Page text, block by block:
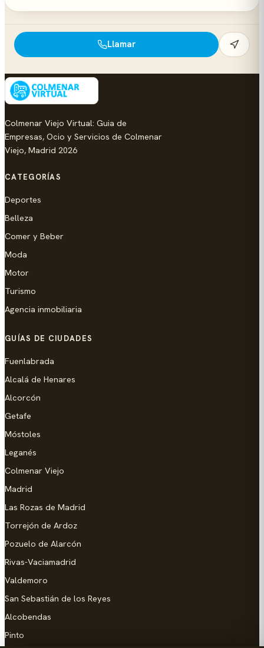
Llamar
Colmenar Viejo Virtual: Guia de
Empresas, Ocio y Servicios de Colmenar
Viejo, Madrid 2026
CATEGORÍAS
Deportes
Belleza
Comer y Beber
Moda
Motor
Turismo
Agencia inmobiliaria
GUÍAS DE CIUDADES
Fuenlabrada
Alcalá de Henares
Alcorcón
Getafe
Móstoles
Leganés
Colmenar Viejo
Madrid
Las Rozas de Madrid
Torrejón de Ardoz
Pozuelo de Alarcón
Rivas-Vaciamadrid
Valdemoro
San Sebastián de los Reyes
Alcobendas
Pinto